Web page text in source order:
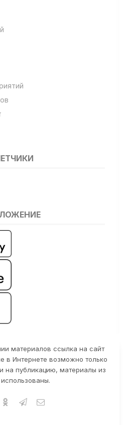
материалов ссылка на сайт
в Интернете возможно только
на публикацию, материалы из